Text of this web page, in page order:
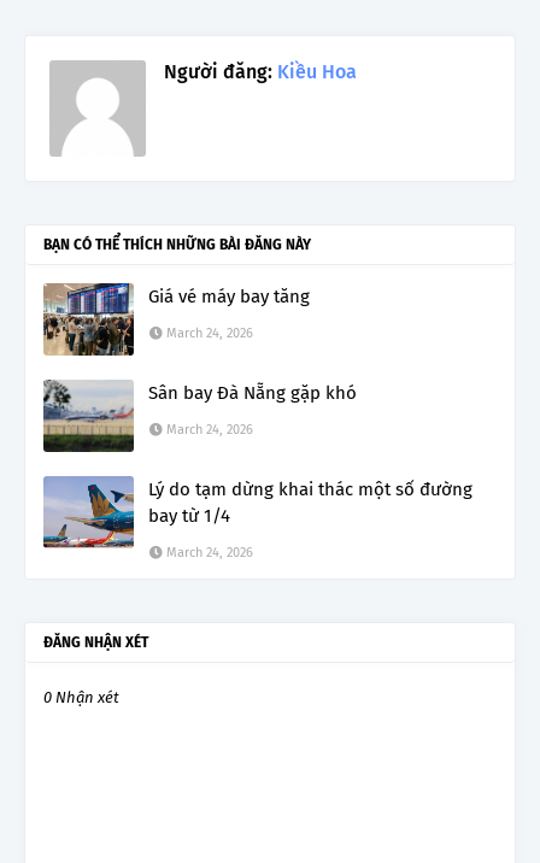
Người đăng: Kiều Hoa
BẠN CÓ THỂ THÍCH NHỮNG BÀI ĐĂNG NÀY
Giá vé máy bay tăng
March 24, 2026
Sân bay Đà Nẵng gặp khó
March 24, 2026
Lý do tạm dừng khai thác một số đường
bay từ 1/4
March 24, 2026
ĐĂNG NHẬN XÉT
0 Nhận xét